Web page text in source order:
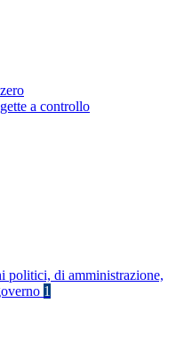
a controllo
politici, di amministrazione,
1